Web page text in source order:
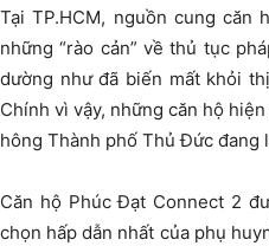
Tại TP.HCM, nguồn cung căn
những “rào cản” về thủ tục
dường như đã biến mất khỏi
Chính vì vậy, những căn hộ
hông Thành phố Thủ Đức đang
Căn hộ Phúc Đạt Connect 2
chọn hấp dẫn nhất của phụ